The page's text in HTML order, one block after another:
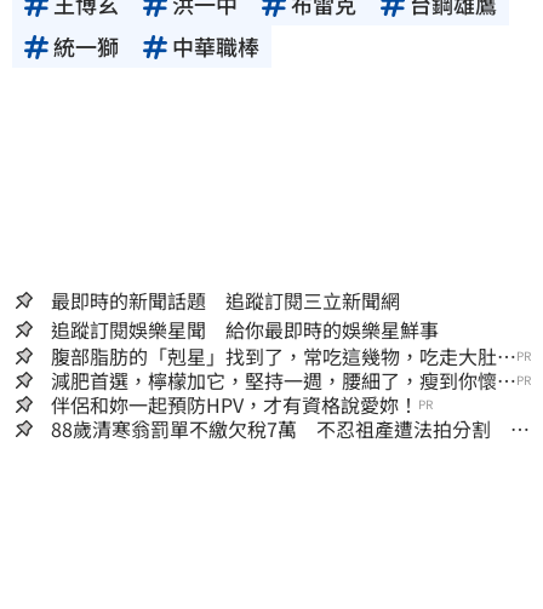
統一獅
中華職棒
最即時的新聞話題 追蹤訂閱三立新聞網
追蹤訂閱娛樂星聞 給你最即時的娛樂星鮮事
腹部脂肪的「剋星」找到了，常吃這幾物，吃走大肚
囊，瘦出小蠻腰
PR
減肥首選，檸檬加它，堅持一週，腰細了，瘦到你懷疑
人生
PR
伴侶和妳一起預防HPV，才有資格說愛妳！ PR
88歲清寒翁罰單不繳欠稅7萬 不忍祖產遭法拍分割 家